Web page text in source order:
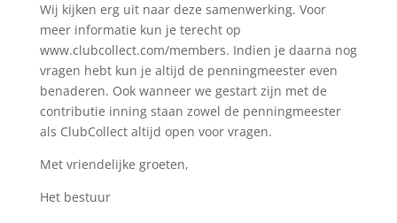
Wij kijken erg uit naar deze samenwerking. Voor
meer informatie kun je terecht op
www.clubcollect.com/members. Indien je daarna nog
vragen hebt kun je altijd de penningmeester even
benaderen. Ook wanneer we gestart zijn met de
contributie inning staan zowel de penningmeester
als ClubCollect altijd open voor vragen.
Met vriendelijke groeten,
Het bestuur